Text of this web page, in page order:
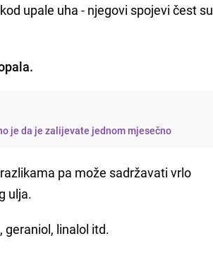
upale uha - njegovi spojevi čest su
je da je zalijevate jednom mjesečno
pa može sadržavati vrlo
ulja.
linalol itd.